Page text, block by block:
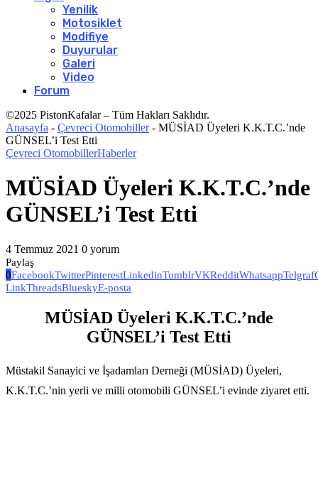
Yenilik
Motosiklet
Modifiye
Duyurular
Galeri
Video
Forum
©2025 PistonKafalar – Tüm Hakları Saklıdır.
Anasayfa - Çevreci Otomobiller- MÜSİAD Üyeleri K.K.T.C.’nde
GÜNSEL’i Test Etti
Çevreci OtomobillerHaberler
MÜSİAD Üyeleri K.K.T.C.’nde
GÜNSEL’i Test Etti
4 Temmuz 2021 0 yorum
Paylaş
0FacebookTwitterPinterestLinkedinTumblrVKRedditWhatsappTelgraf
LinkThreadsBlueskyE-posta
MÜSİAD Üyeleri K.K.T.C.’nde
GÜNSEL’i Test Etti
Müstakil Sanayici ve İşadamları Derneği (MÜSİAD) Üyeleri,
K.K.T.C.’nin yerli ve milli otomobili GÜNSEL’i evinde ziyaret etti.